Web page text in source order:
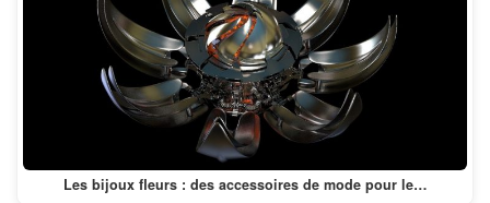
Les bijoux fleurs : des accessoires de mode pour le…